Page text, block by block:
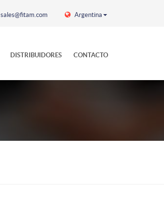
sales@fitam.com Argentina
DISTRIBUIDORES CONTACTO